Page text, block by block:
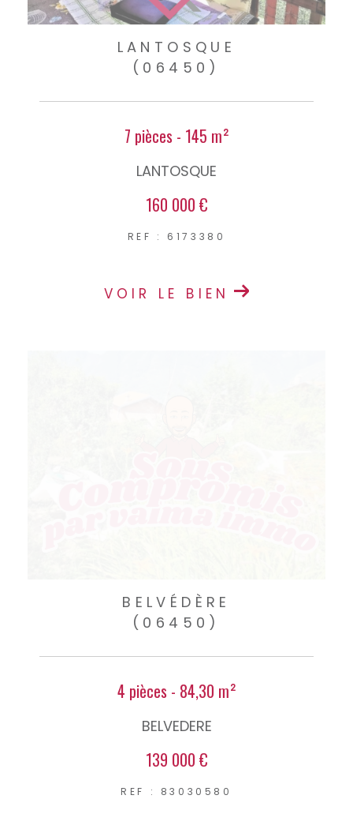
LANTOSQUE
(06450)
7 pièces - 145 m²
LANTOSQUE
160 000 €
REF : 6173380
VOIR LE BIEN
BELVÉDÈRE
(06450)
4 pièces - 84,30 m²
BELVEDERE
139 000 €
REF : 83030580